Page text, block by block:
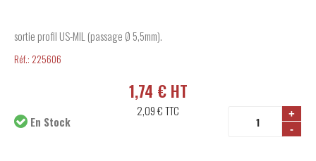
sortie profil US-MIL (passage Ø 5,5mm).
Réf.: 225606
1,74 € HT
2,09 €TTC
+
-
En Stock